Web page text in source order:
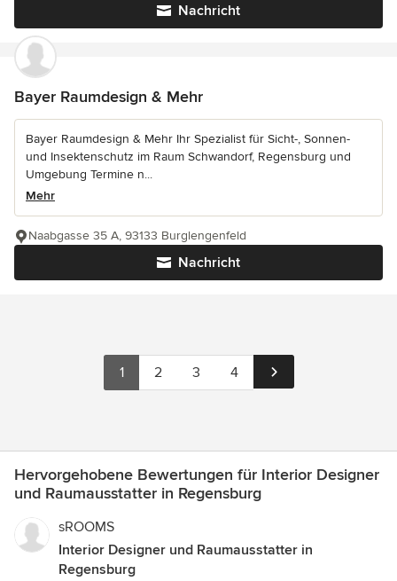
Nachricht
Bayer Raumdesign & Mehr
Bayer Raumdesign & Mehr Ihr Spezialist für Sicht-, Sonnen-
und Insektenschutz im Raum Schwandorf, Regensburg und
Umgebung Termine n...
Mehr
Nachricht
Naabgasse 35 A, 93133 Burglengenfeld
1 2 3 4
Hervorgehobene Bewertungen für Interior Designer
und Raumausstatter in Regensburg
sROOMS
Interior Designer und Raumausstatter in
Regensburg